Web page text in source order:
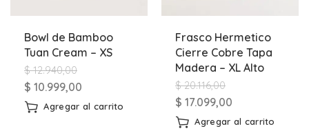
Bowl de Bamboo
Tuan Cream – XS
$12.940,00
$ 10.999,00
Agregar al carrito
Frasco Hermetico
Cierre Cobre Tapa
Madera – XL Alto
$20.116,00
$ 17.099,00
Agregar al carrito